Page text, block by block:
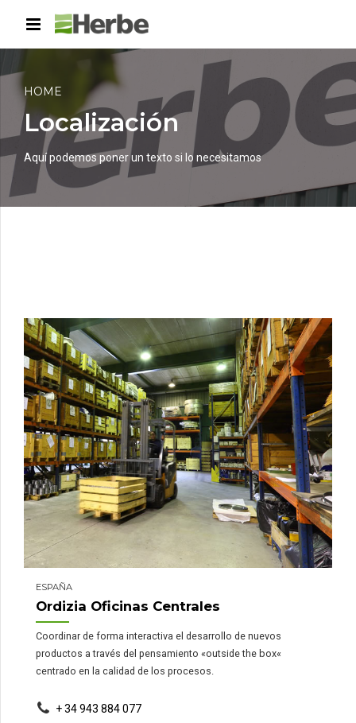
HOME
Localización
Aquí podemos poner un texto si lo necesitamos
ESPAÑA
Ordizia Oficinas Centrales
Coordinar de forma interactiva el desarrollo de nuevos
productos a través del pensamiento «outside the box«
centrado en la calidad de los procesos.
+ 34 943 884 077